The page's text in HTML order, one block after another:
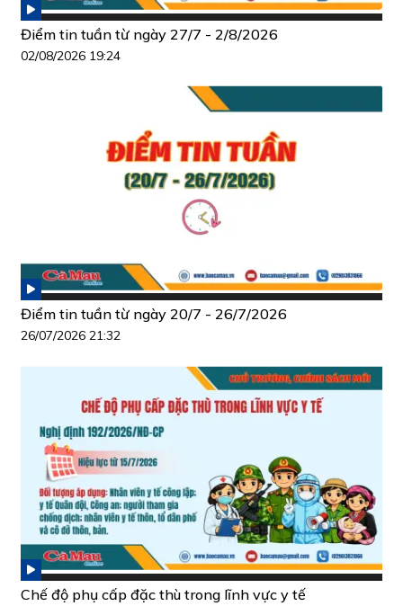
Điểm tin tuần từ ngày 27/7 - 2/8/2026
02/08/2026 19:24
Điểm tin tuần từ ngày 20/7 - 26/7/2026
26/07/2026 21:32
Chế độ phụ cấp đặc thù trong lĩnh vực y tế